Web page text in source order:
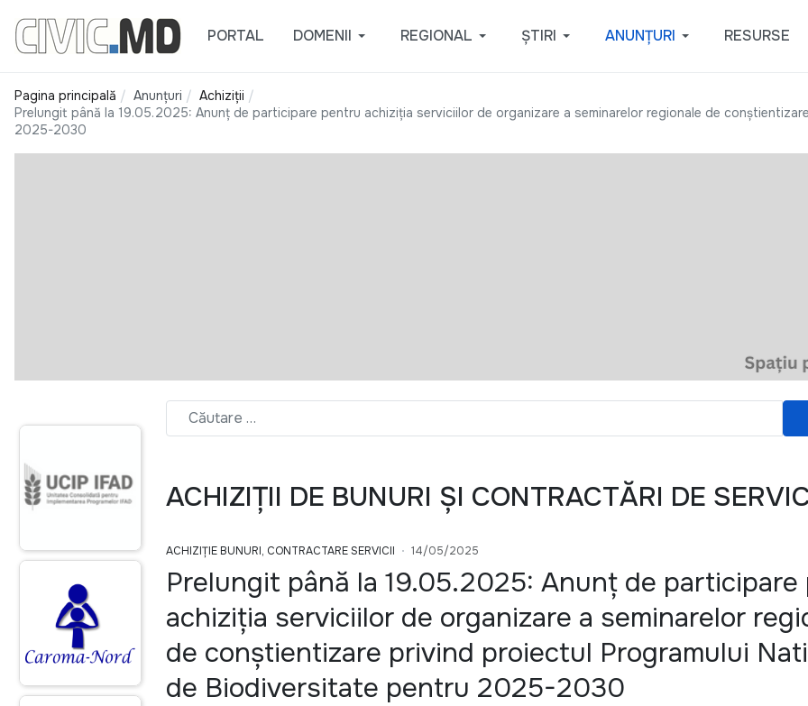
PORTAL DOMENII REGIONAL ȘTIRI ANUNȚURI RESURSE
Pagina principală Anunțuri
Achiziții
Prelungit până la 19.05.2025: Anunț de participare pentru achiziția serviciilor de organizare a seminarelor regionale de
2025-2030
ACHIZIȚII DE BUNURI ȘI CONTRACTĂRI DE
ACHIZIȚIE BUNURI, CONTRACTARE SERVICII 14/05/2025
Prelungit până la 19.05.2025: Anunț de participare
achiziția serviciilor de organizare a seminarelor
de conștientizare privind proiectul Programului
de Biodiversitate pentru 2025-2030